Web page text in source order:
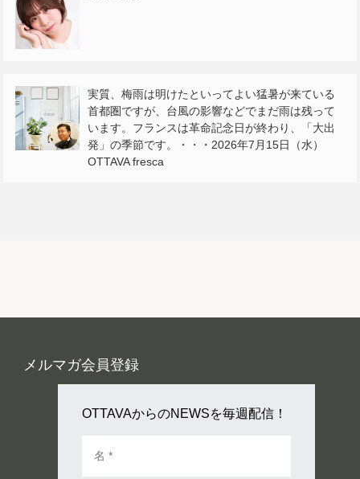
実質、梅雨は明けたといってよい猛暑が来ている
首都圏ですが、台風の影響などでまだ雨は残って
います。フランスは革命記念日が終わり、「大出
発」の季節です。・・・2026年7月15日（水）
OTTAVA fresca
メルマガ会員登録
OTTAVAからのNEWSを毎週配信！